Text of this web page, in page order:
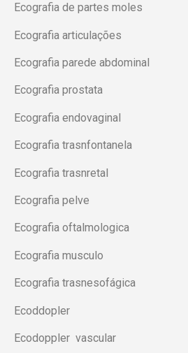
Ecografia de partes moles
Ecografia articulações
Ecografia parede abdominal
Ecografia prostata
Ecografia endovaginal
Ecografia trasnfontanela
Ecografia trasnretal
Ecografia pelve
Ecografia oftalmologica
Ecografia musculo
Ecografia trasnesofágica
Ecoddopler
Ecodoppler vascular